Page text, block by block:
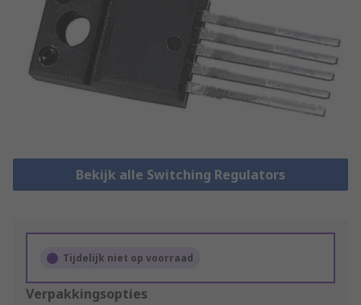
Bekijk alle Switching Regulators
Tijdelijk niet op voorraad
Verpakkingsopties